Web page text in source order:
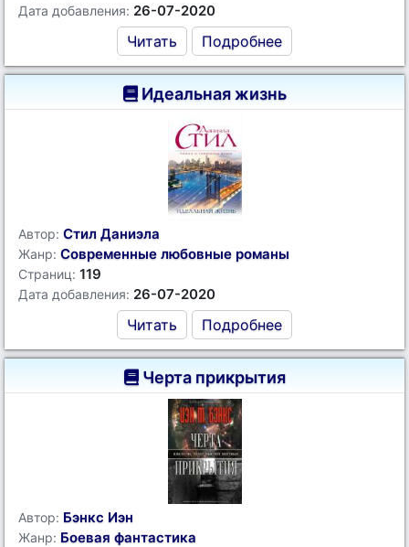
Дата добавления: 26-07-2020
Читать Подробнее
Идеальная жизнь
Автор: Стил Даниэла
Жанр: Современные любовные романы
Страниц: 119
Дата добавления: 26-07-2020
Читать Подробнее
Черта прикрытия
Автор: Бэнкс Иэн
Жанр: Боевая фантастика